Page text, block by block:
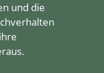
und die